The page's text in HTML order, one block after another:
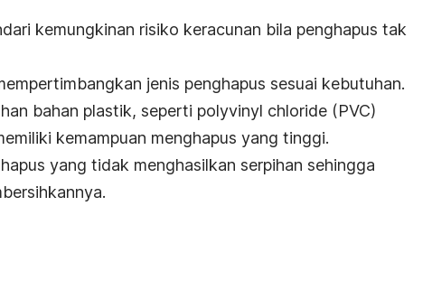
kemungkinan risiko keracunan bila penghapus tak
jenis penghapus sesuai kebutuhan.
bahan plastik, seperti polyvinyl chloride (PVC)
kemampuan menghapus yang tinggi.
yang tidak menghasilkan serpihan sehingga